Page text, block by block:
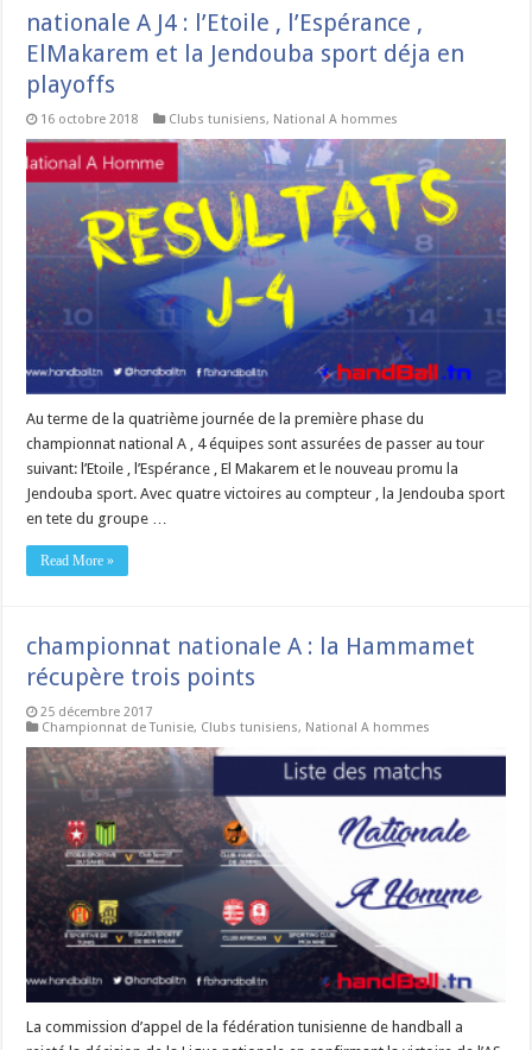
nationale A J4 : l’Etoile , l’Espérance ,
ElMakarem et la Jendouba sport déja en
playoffs
16 octobre 2018 Clubs tunisiens, National A hommes
Au terme de la quatrième journée de la première phase du
championnat national A , 4 équipes sont assurées de passer au tour
suivant: l’Etoile , l’Espérance , El Makarem et le nouveau promu la
Jendouba sport. Avec quatre victoires au compteur , la Jendouba sport
en tete du groupe …
Read More »
championnat nationale A : la Hammamet
récupère trois points
25 décembre 2017
Championnat de Tunisie, Clubs tunisiens, National A hommes
La commission d’appel de la fédération tunisienne de handball a